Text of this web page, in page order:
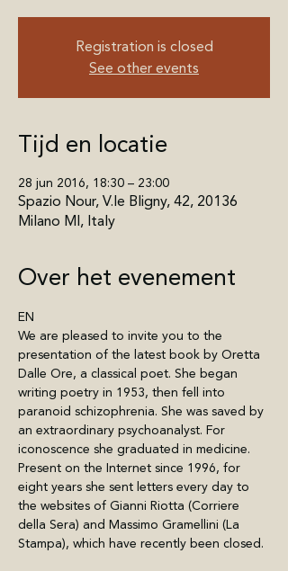
Registration is closed
See other events
Tijd en locatie
28 jun 2016, 18:30 – 23:00
Spazio Nour, V.le Bligny, 42, 20136
Milano MI, Italy
Over het evenement
EN
We are pleased to invite you to the
presentation of the latest book by Oretta
Dalle Ore, a classical poet. She began
writing poetry in 1953, then fell into
paranoid schizophrenia. She was saved by
an extraordinary psychoanalyst. For
iconoscence she graduated in medicine.
Present on the Internet since 1996, for
eight years she sent letters every day to
the websites of Gianni Riotta (Corriere
della Sera) and Massimo Gramellini (La
Stampa), which have recently been closed.